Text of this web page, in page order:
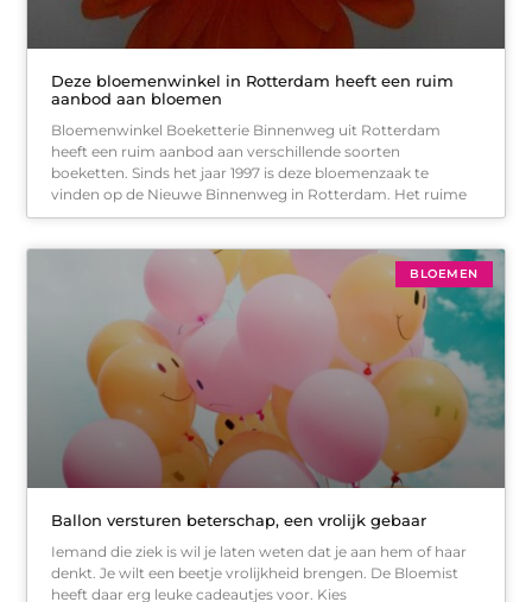
Deze bloemenwinkel in Rotterdam heeft een ruim
aanbod aan bloemen
Bloemenwinkel Boeketterie Binnenweg uit Rotterdam
heeft een ruim aanbod aan verschillende soorten
boeketten. Sinds het jaar 1997 is deze bloemenzaak te
vinden op de Nieuwe Binnenweg in Rotterdam. Het ruime
BLOEMEN
Ballon versturen beterschap, een vrolijk gebaar
Iemand die ziek is wil je laten weten dat je aan hem of haar
denkt. Je wilt een beetje vrolijkheid brengen. De Bloemist
heeft daar erg leuke cadeautjes voor. Kies